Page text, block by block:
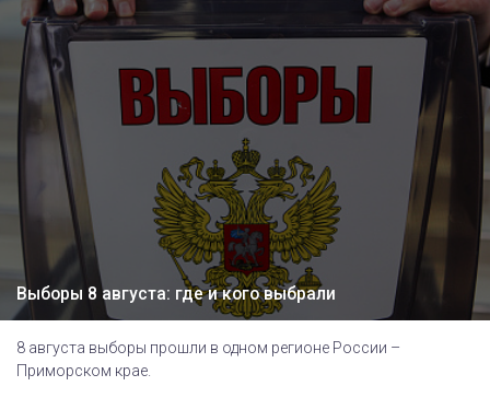
Выборы 8 августа: где и кого выбрали
8 августа выборы прошли в одном регионе России –
Приморском крае.